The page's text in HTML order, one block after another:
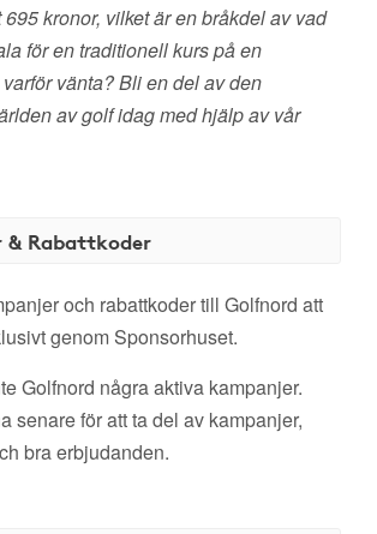
kronor, vilket är en bråkdel av vad
för en traditionell kurs på en
vänta? Bli en del av den
av golf idag med hjälp av vår
& Rabattkoder
och rabattkoder till Golfnord att
genom Sponsorhuset.
Golfnord några aktiva kampanjer.
senare för att ta del av kampanjer,
bra erbjudanden.